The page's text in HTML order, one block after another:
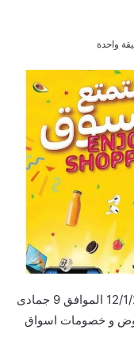
واحدة
تخفيضات و عروض كارفور الأسبوعية 12/1/2022 الموافق 9 جمادى
عروض و خصومات اسواق